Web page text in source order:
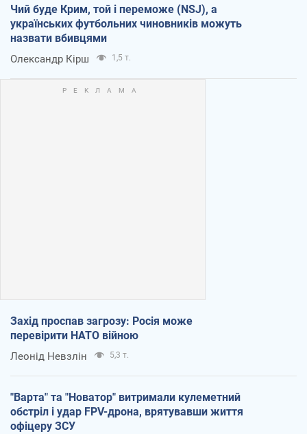
Чий буде Крим, той і переможе (NSJ), а
українських футбольних чиновників можуть
назвати вбивцями
Олександр Кірш 1,5 т.
Захід проспав загрозу: Росія може
перевірити НАТО війною
Леонід Невзлін 5,3 т.
"Варта" та "Новатор" витримали кулеметний
обстріл і удар FPV-дрона, врятувавши життя
офіцеру ЗСУ